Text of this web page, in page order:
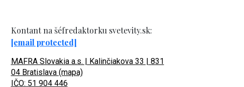
Kontant na šéfredaktorku svetevity.sk:
[email protected]
MAFRA Slovakia a.s. | Kalinčiakova 33 | 831
04 Bratislava (mapa)
IČO: 51 904 446